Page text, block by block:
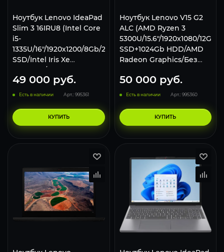
Ноутбук Lenovo IdeaPad
Slim 3 16IRU8 (Intel Core
i5-
1335U/16"/1920x1200/8Gb/256Gb
SSD/Intel Iris Xe
Graphics/w11p)
82X80004RK
49 000 руб.
Есть в наличии Арт.: 995361
КУПИТЬ
Ноутбук Lenovo V15 G2
ALC (AMD Ryzen 3
5300U/15.6"/1920x1080/12GB/
SSD+1024Gb HDD/AMD
Radeon Graphics/Без
черный
50 000руб.
Есть в наличии Арт.: 995360
КУПИТЬ